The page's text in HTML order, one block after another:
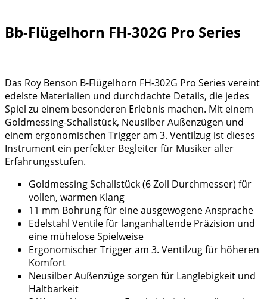
Bb-Flügelhorn FH-302G Pro Series
Das Roy Benson B-Flügelhorn FH-302G Pro Series vereint
edelste Materialien und durchdachte Details, die jedes
Spiel zu einem besonderen Erlebnis machen. Mit einem
Goldmessing-Schallstück, Neusilber Außenzügen und
einem ergonomischen Trigger am 3. Ventilzug ist dieses
Instrument ein perfekter Begleiter für Musiker aller
Erfahrungsstufen.
Goldmessing Schallstück (6 Zoll Durchmesser) für
vollen, warmen Klang
11 mm Bohrung für eine ausgewogene Ansprache
Edelstahl Ventile für langanhaltende Präzision und
eine mühelose Spielweise
Ergonomischer Trigger am 3. Ventilzug für höheren
Komfort
Neusilber Außenzüge sorgen für Langlebigkeit und
Haltbarkeit